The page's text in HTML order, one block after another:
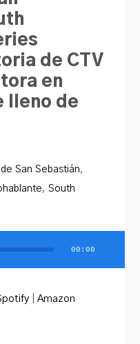
de CTV
en
lleno de
San Sebastián,
,South
00:00
|Amazon